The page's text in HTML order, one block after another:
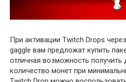
При активации Twitch Drops
gaggle вам предложат купить
отличная возможность получить
количество монет при